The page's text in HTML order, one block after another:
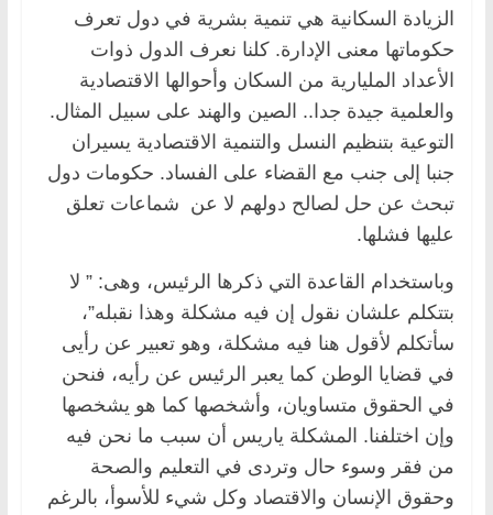
الزيادة السكانية هي تنمية بشرية في دول تعرف
حكوماتها معنى الإدارة. كلنا نعرف الدول ذوات
الأعداد المليارية من السكان وأحوالها الاقتصادية
والعلمية جيدة جدا.. الصين والهند على سبيل المثال.
التوعية بتنظيم النسل والتنمية الاقتصادية يسيران
جنبا إلى جنب مع القضاء على الفساد. حكومات دول
تبحث عن حل لصالح دولهم لا عن شماعات تعلق
عليها فشلها.
وباستخدام القاعدة التي ذكرها الرئيس، وهى: ” لا
بتتكلم علشان نقول إن فيه مشكلة وهذا نقبله”،
سأتكلم لأقول هنا فيه مشكلة، وهو تعبير عن رأيى
في قضايا الوطن كما يعبر الرئيس عن رأيه، فنحن
في الحقوق متساويان، وأشخصها كما هو يشخصها
وإن اختلفنا. المشكلة ياريس أن سبب ما نحن فيه
من فقر وسوء حال وتردى في التعليم والصحة
وحقوق الإنسان والاقتصاد وكل شيء للأسوأ، بالرغم